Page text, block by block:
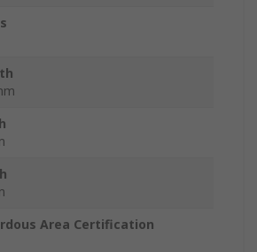
Area Certification